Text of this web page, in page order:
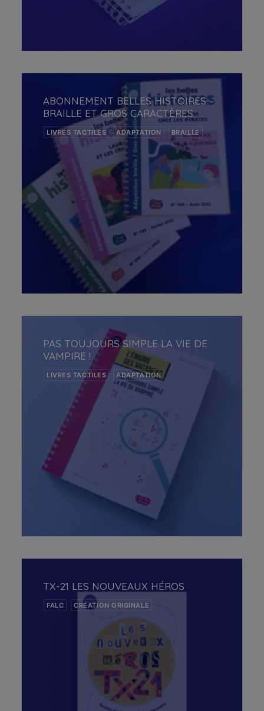
ABONNEMENT BELLES HISTOIRES –
BRAILLE ET GROS CARACTÈRES
LIVRES TACTILES ADAPTATION BRAILLE
PAS TOUJOURS SIMPLE LA VIE DE
VAMPIRE !
LIVRES TACTILES ADAPTATION
TX-21 LES NOUVEAUX HÉROS
FALC CRÉATION ORIGINALE